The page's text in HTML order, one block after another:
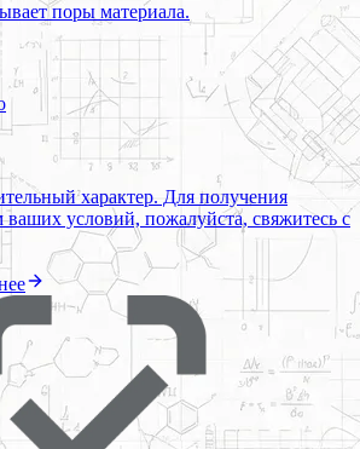
поры материала.
характер. Для получения
условий, пожалуйста, свяжитесь с